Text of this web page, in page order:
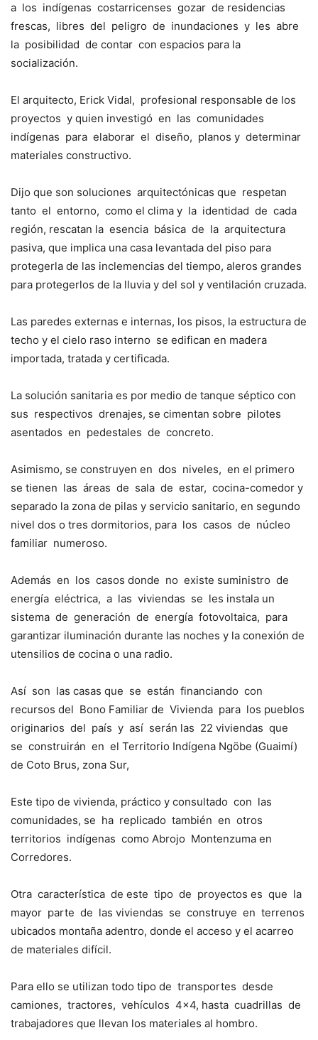
a los indígenas costarricenses gozar de residencias
frescas, libres del peligro de inundaciones y les abre
la posibilidad de contar con espacios para la
socialización.
El arquitecto, Erick Vidal, profesional responsable de los
proyectos y quien investigó en las comunidades
indígenas para elaborar el diseño, planos y determinar
materiales constructivo.
Dijo que son soluciones arquitectónicas que respetan
tanto el entorno, como el clima y la identidad de cada
región, rescatan la esencia básica de la arquitectura
pasiva, que implica una casa levantada del piso para
protegerla de las inclemencias del tiempo, aleros grandes
para protegerlos de la lluvia y del sol y ventilación cruzada.
Las paredes externas e internas, los pisos, la estructura de
techo y el cielo raso interno se edifican en madera
importada, tratada y certificada.
La solución sanitaria es por medio de tanque séptico con
sus respectivos drenajes, se cimentan sobre pilotes
asentados en pedestales de concreto.
Asimismo, se construyen en dos niveles, en el primero
se tienen las áreas de sala de estar, cocina-comedor y
separado la zona de pilas y servicio sanitario, en segundo
nivel dos o tres dormitorios, para los casos de núcleo
familiar numeroso.
Además en los casos donde no existe suministro de
energía eléctrica, a las viviendas se les instala un
sistema de generación de energía fotovoltaica, para
garantizar iluminación durante las noches y la conexión de
utensilios de cocina o una radio.
Así son las casas que se están financiando con
recursos del Bono Familiar de Vivienda para los pueblos
originarios del país y así serán las 22 viviendas que
se construirán en el Territorio Indígena Ngöbe (Guaimí)
de Coto Brus, zona Sur,
Este tipo de vivienda, práctico y consultado con las
comunidades, se ha replicado también en otros
territorios indígenas como Abrojo Montenzuma en
Corredores.
Otra característica de este tipo de proyectos es que la
mayor parte de las viviendas se construye en terrenos
ubicados montaña adentro, donde el acceso y el acarreo
de materiales difícil.
Para ello se utilizan todo tipo de transportes desde
camiones, tractores, vehículos 4×4, hasta cuadrillas de
trabajadores que llevan los materiales al hombro.